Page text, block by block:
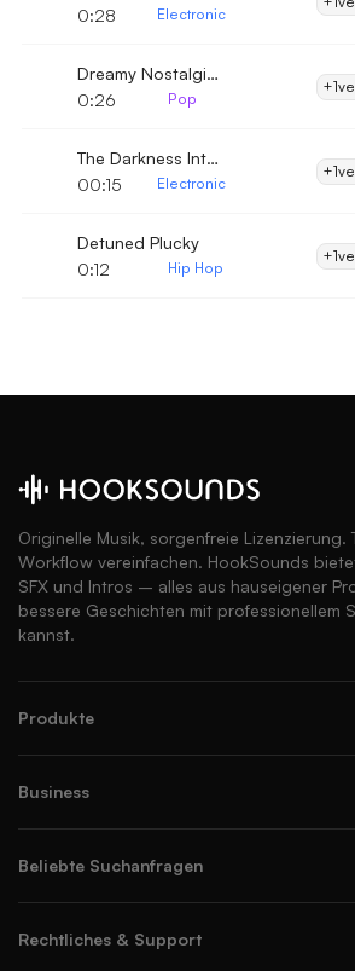
0:28
Electronic
Dreamy Nostalgic Pop
0:26
Pop
+1
The Darkness Intro
00:15
Electronic
+1
Detuned Plucky
0:12
Hip Hop
+1
Originelle Musik, sorgenfreie Lizenzierung.
Workflow vereinfachen. HookSounds
SFX und Intros – alles aus hauseigener
bessere Geschichten mit professionellem
kannst.
Produkte
Business
Beliebte Suchanfragen
Rechtliches & Support